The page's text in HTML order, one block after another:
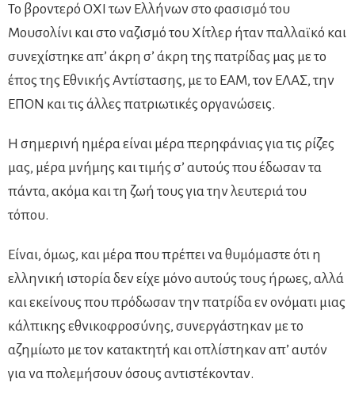
Το βροντερό ΟΧΙ των Ελλήνων στο φασισμό του
Μουσολίνι και στο ναζισμό του Χίτλερ ήταν παλλαϊκό και
συνεχίστηκε απ’ άκρη σ’ άκρη της πατρίδας μας με το
έπος της Εθνικής Αντίστασης, με το ΕΑΜ, τον ΕΛΑΣ, την
ΕΠΟΝ και τις άλλες πατριωτικές οργανώσεις.
Η σημερινή ημέρα είναι μέρα περηφάνιας για τις ρίζες
μας, μέρα μνήμης και τιμής σ’ αυτούς που έδωσαν τα
πάντα, ακόμα και τη ζωή τους για την λευτεριά του
τόπου.
Είναι, όμως, και μέρα που πρέπει να θυμόμαστε ότι η
ελληνική ιστορία δεν είχε μόνο αυτούς τους ήρωες, αλλά
και εκείνους που πρόδωσαν την πατρίδα εν ονόματι μιας
κάλπικης εθνικοφροσύνης, συνεργάστηκαν με το
αζημίωτο με τον κατακτητή και οπλίστηκαν απ’ αυτόν
για να πολεμήσουν όσους αντιστέκονταν.